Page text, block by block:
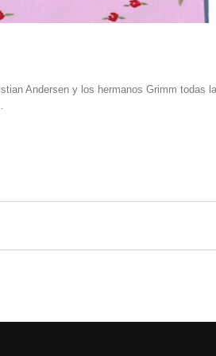
Andersen y los hermanos Grimm todas